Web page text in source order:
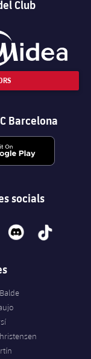
Club
Barcelona
socials
discord tiktok